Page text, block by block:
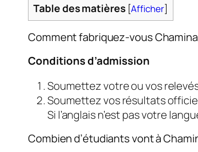
Table des matières [Afficher]
Comment fabriquez-vous
Conditions d’admission
Soumettez votre ou vos
Soumettez vos résultats
Si l’anglais n’est pas votre
Combien d’étudiants vont à